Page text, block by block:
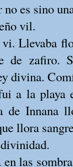
es sino
vil.
Llevaba
de zafiro.
divina.
a la playa
de Innana
llora
las